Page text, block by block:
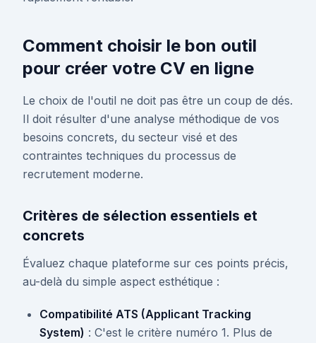
Comment choisir le bon outil
pour créer votre CV en ligne
Le choix de l'outil ne doit pas être un coup de dés.
Il doit résulter d'une analyse méthodique de vos
besoins concrets, du secteur visé et des
contraintes techniques du processus de
recrutement moderne.
Critères de sélection essentiels et
concrets
Évaluez chaque plateforme sur ces points précis,
au-delà du simple aspect esthétique :
Compatibilité ATS (Applicant Tracking
System) : C'est le critère numéro 1. Plus de